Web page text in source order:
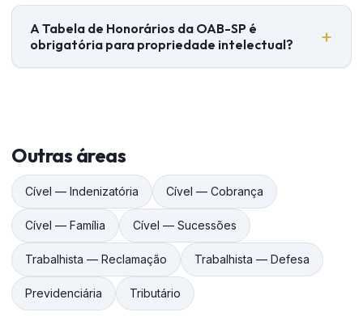
A Tabela de Honorários da OAB-SP é
obrigatória para propriedade intelectual?
Outras áreas
Cível — Indenizatória Cível — Cobrança
Cível — Família Cível — Sucessões
Trabalhista — Reclamação Trabalhista — Defesa
Previdenciária Tributário